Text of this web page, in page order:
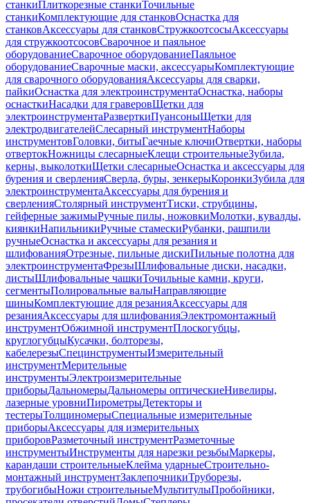
станкиПлиткорезные станкиТочильные
станкиКомплектующие для станковОснастка для
станковАксессуары для станковСтружкоотсосыАксессуары
для стружкоотсосовСварочное и паяльное
оборудованиеСварочное оборудованиеПаяльное
оборудованиеСварочные маски, аксессуарыКомплектующие
для сварочного оборудованияАксессуары для сварки,
пайкиОснастка для электроинструментаОснастка, наборы
оснасткиНасадки для граверовЩетки для
электроинструментаРазверткиПуансоныЩетки для
электродвигателейСлесарный инструментНаборы
инструментовГоловки, битыГаечные ключиОтвертки, наборы
отвертокНожницы слесарныеКлещи строительныеЗубила,
керны, выколоткиЩетки слесарныеОснастка и аксессуары для
бурения и сверленияСверла, буры, зенкерыКоронкиЗубила для
электроинструментаАксессуары для бурения и
сверленияСтолярный инструментТиски, струбцины,
гейферные зажимыРучные пилы, ножовкиМолотки, кувалды,
киянкиНапильникиРучные стамескиРубанки, рашпили
ручныеОснастка и аксессуары для резания и
шлифованияОтрезные, пильные дискиПильные полотна для
электроинструментаФрезыШлифовальные диски, насадки,
листыШлифовальные чашкиТочильные камни, круги,
сегментыПолировальные валыНаправляющие
шиныКомплектующие для резанияАксессуары для
резанияАксессуары для шлифованияЭлектромонтажный
инструментОбжимной инструментПлоскогубцы,
круглогубцыКусачки, болторезы,
кабелерезыСпецинструментыИзмерительный
инструментМерительные
инструментыЭлектроизмерительные
приборыДальномерыДальномеры оптическиеНивелиры,
лазерные уровниПирометрыДетекторы и
тестерыТолщиномерыСпециальные измерительные
приборыАксессуары для измерительных
приборовРазметочный инструментРазметочные
инструментыИнструменты для нарезки резьбыМаркеры,
карандаши строительныеКлейма ударныеСтроительно-
монтажный инструментЗаклепочникиТруборезы,
трубогибыНожи строительныеМультитулыПробойники,